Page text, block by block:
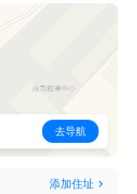
去导航
添加住址